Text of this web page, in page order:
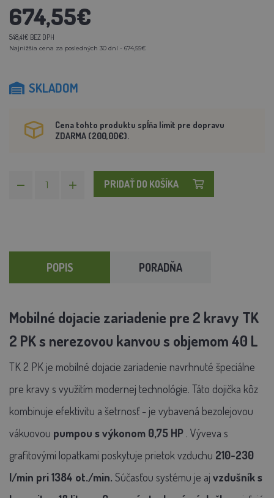
674,55€
548,41€ BEZ DPH
Najnižšia cena za posledných 30 dní - 674,55€
SKLADOM
Cena tohto produktu spĺňa limit pre dopravu
ZDARMA (200,00€).
PRIDAŤ DO KOŠÍKA
POPIS PORADŇA
Mobilné dojacie zariadenie pre 2 kravy TK
2 PK s nerezovou kanvou s objemom 40 L
TK 2 PK je mobilné dojacie zariadenie navrhnuté špeciálne
pre kravy s využitím modernej technológie. Táto dojička kôz
kombinuje efektivitu a šetrnosť - je vybavená bezolejovou
vákuovou pumpou s výkonom 0,75 HP . Výveva s
grafitovými lopatkami poskytuje prietok vzduchu 210-230
l/min pri 1384 ot./min. Súčasťou systému je aj vzdušníks